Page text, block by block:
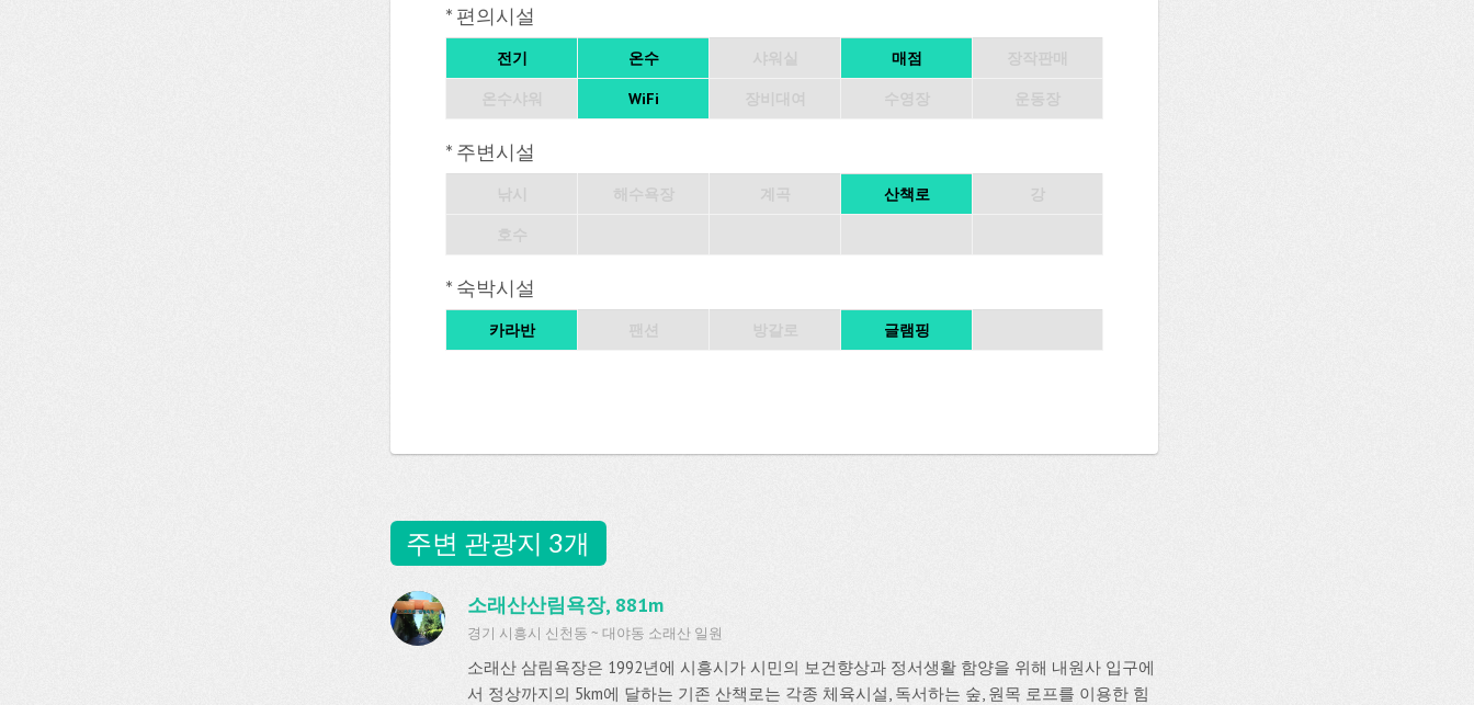
* 편의시설
전기 온수 매점
WiFi
* 주변시설
산책로
* 숙박시설
카라반 글램핑
주변 관광지 3개
소래산산림욕장, 881m
경기 시흥시 신천동 ~ 대야동 소래산 일원
소래산 삼림욕장은 1992년에 시흥시가 시민의 보건향상과 정서생활 함양을 위해 내원사 입구에
서 정상까지의 5km에 달하는 기존 산책로는 각종 체육시설, 독서하는 숲, 원목 로프를 이용한 힘